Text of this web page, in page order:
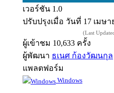
เวอร์ชัน 1.0
ปรับปรุงเมื่อ วันที่ 17 เมษา
(Last
ผู้เข้าชม 10,633 ครั้ง
ผู้พัฒนา ธเนศ ก้องวัฒนกุล
แพลตฟอร์ม
Windows